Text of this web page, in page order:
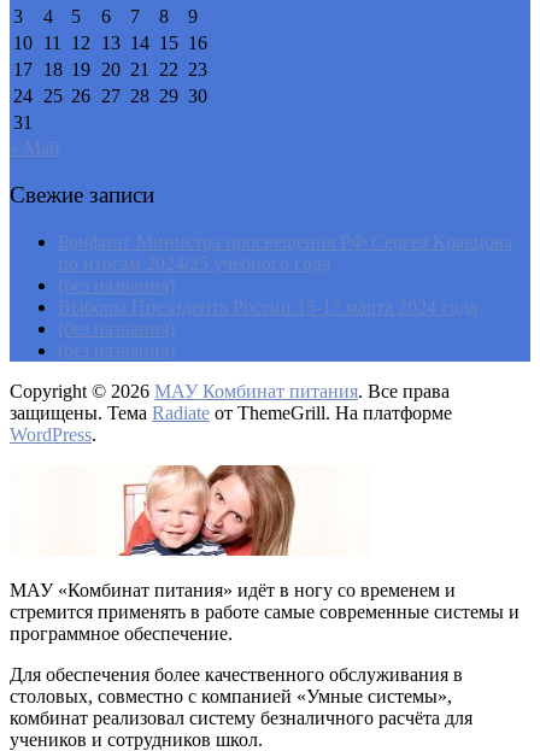
3
4 5 6 7 8
9
10 11 12 13 14 15 16
17 18 19 20 21 22 23
24 25 26 27 28 29 30
31
« Май
Свежие записи
Брифинг Министра просвещения РФ Сергея Кравцова
по итогам 2024/25 учебного года
(без названия)
Выборы Президента России 15-17 марта 2024 года
(без названия)
(без названия)
Copyright © 2026 МАУ Комбинат питания. Все права
защищены. Тема Radiate от ThemeGrill. На платформе
WordPress.
МАУ «Комбинат питания» идёт в ногу со временем и
стремится применять в работе самые современные системы и
программное обеспечение.
Для обеспечения более качественного обслуживания в
столовых, совместно с компанией «Умные системы»,
комбинат реализовал систему безналичного расчёта для
учеников и сотрудников школ.